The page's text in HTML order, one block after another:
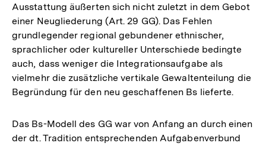
Ausstattung äußerten sich nicht zuletzt in dem Gebot
einer Neugliederung (Art. 29 GG). Das Fehlen
grundlegender regional gebundener ethnischer,
sprachlicher oder kultureller Unterschiede bedingte
auch, dass weniger die Integrationsaufgabe als
vielmehr die zusätzliche vertikale Gewaltenteilung die
Begründung für den neu geschaffenen Bs lieferte.
Das Bs-Modell des GG war von Anfang an durch einen
der dt. Tradition entsprechenden Aufgabenverbund